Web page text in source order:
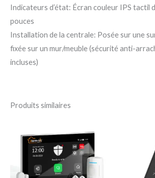
Indicateurs d’état: Écran couleur IPS tactil
pouces
Installation de la centrale: Posée sur une
fixée sur un mur/meuble (sécurité anti-
incluses)
Produits similaires